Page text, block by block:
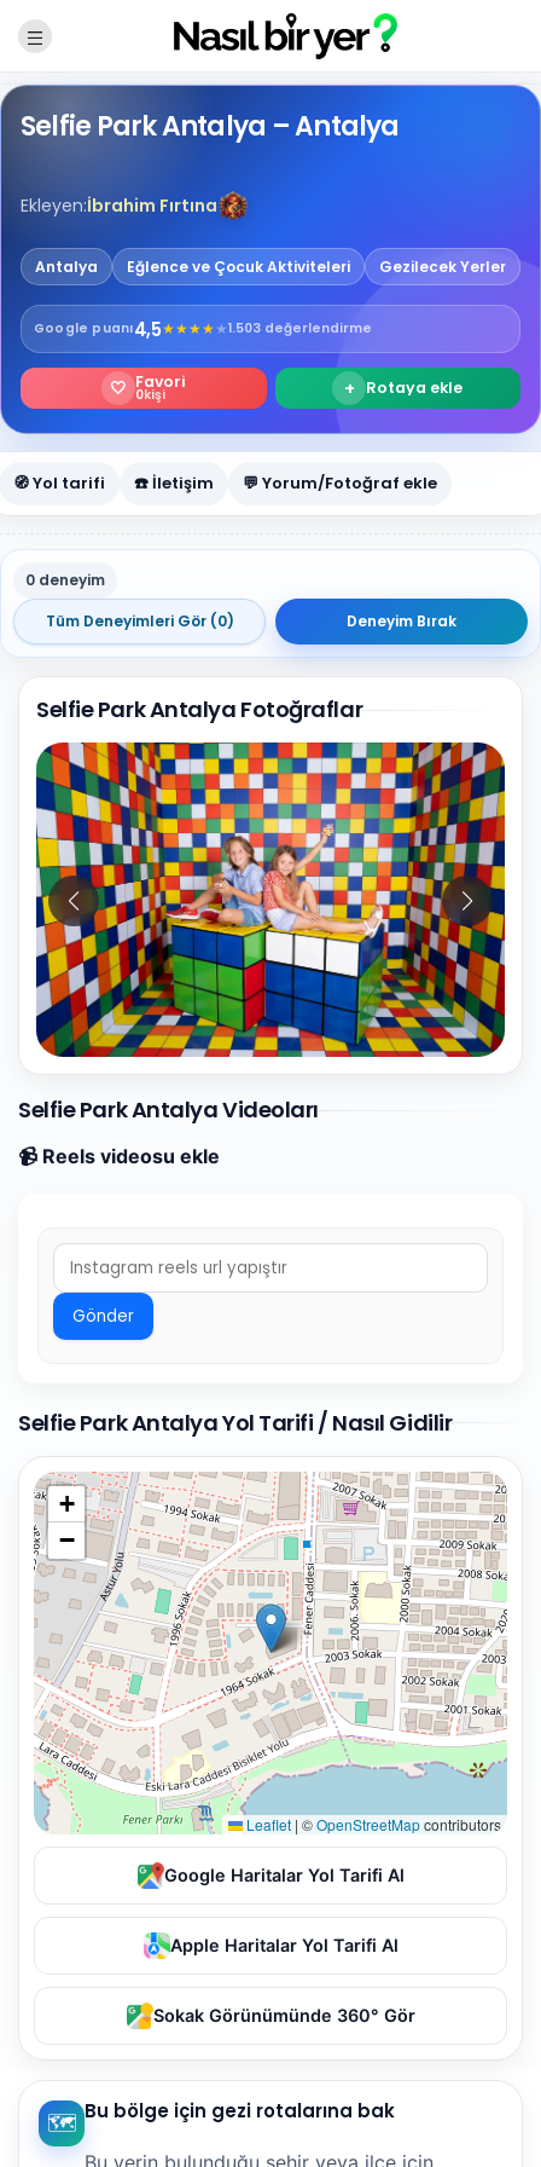
Selfie Park Antalya – Antalya
Ekleyen:İbrahim Fırtına
Antalya Eğlence ve Çocuk Aktiviteleri Gezilecek Yerler
Google puanı4,5★★★★★1.503 değerlendirme
🤍 Favori
0kişi + Rotaya ekle
🧭 Yol tarifi ☎️ İletişim 💬 Yorum/Fotoğraf ekle
0 deneyim
Tüm Deneyimleri Gör (0)
Deneyim Bırak
Selfie Park Antalya Fotoğraflar
9Fotoğraf
Selfie Park Antalya Videoları
📹 Reels videosu ekle
Gönder
Selfie Park Antalya Yol Tarifi / Nasıl Gidilir
+
−
Leaflet | ©OpenStreetMapcontributors
Google Haritalar Yol Tarifi Al
Apple Haritalar Yol Tarifi Al
Sokak Görünümünde 360° Gör
🗺️ Bu bölge için gezi rotalarına bak
Bu yerin bulunduğu şehir veya ilçe için